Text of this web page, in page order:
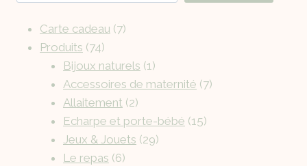
Carte cadeau 7
Produits 74
Bijoux naturels 1
Accessoires de maternité 7
Allaitement 2
Echarpe et porte-bébé 15
Jeux & Jouets 29
Le repas 6